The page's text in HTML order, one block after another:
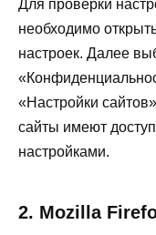
Для проверки
необходимо
настроек. Далее
«Настройки
сайты имеют
настройками.
2. Mozilla